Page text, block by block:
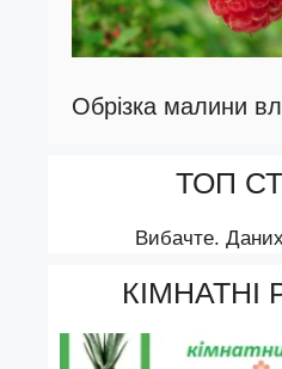
Обрізка малини
ТОП
Вибачте.
КІМНАТНІ